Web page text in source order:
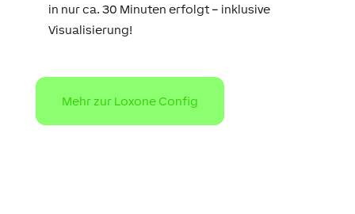
in nur ca. 30 Minuten erfolgt – inklusive
Visualisierung!
Mehr zur Loxone Config